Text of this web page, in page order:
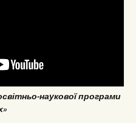
наукової програми